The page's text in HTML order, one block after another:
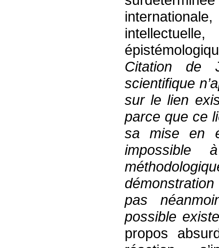
Citation de
scientifique
sur le lien
parce que ce
sa mise en
impossible
pas
possible
propos